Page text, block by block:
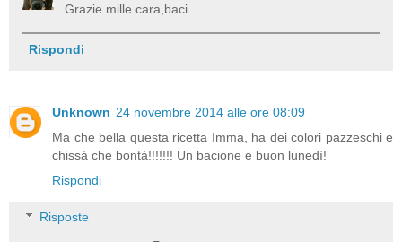
Grazie mille cara,baci
Rispondi
Unknown 24 novembre 2014 alle ore 08:09
Ma che bella questa ricetta Imma, ha dei colori pazzeschi e
chissà che bontà!!!!!!! Un bacione e buon lunedì!
Rispondi
Risposte